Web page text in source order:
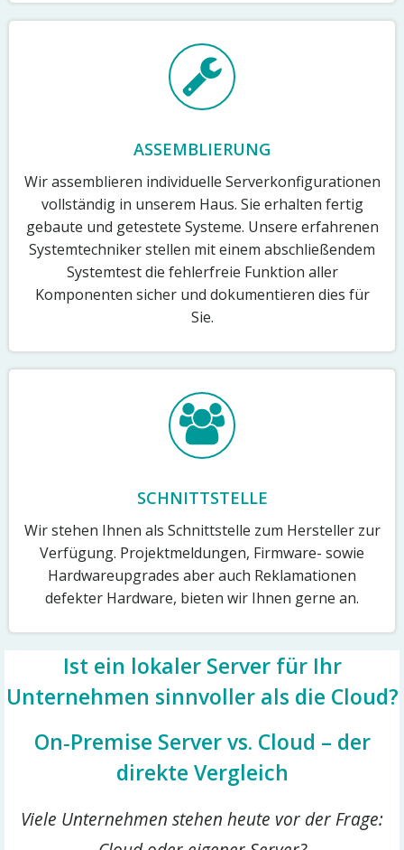
ASSEMBLIERUNG
Wir assemblieren individuelle Serverkonfigurationen
vollständig in unserem Haus. Sie erhalten fertig
gebaute und getestete Systeme. Unsere erfahrenen
Systemtechniker stellen mit einem abschließendem
Systemtest die fehlerfreie Funktion aller
Komponenten sicher und dokumentieren dies für
Sie.
SCHNITTSTELLE
Wir stehen Ihnen als Schnittstelle zum Hersteller zur
Verfügung. Projektmeldungen, Firmware- sowie
Hardwareupgrades aber auch Reklamationen
defekter Hardware, bieten wir Ihnen gerne an.
Ist ein lokaler Server für Ihr
Unternehmen sinnvoller als die Cloud?
On‑Premise Server vs. Cloud – der
direkte Vergleich
Viele Unternehmen stehen heute vor der Frage: